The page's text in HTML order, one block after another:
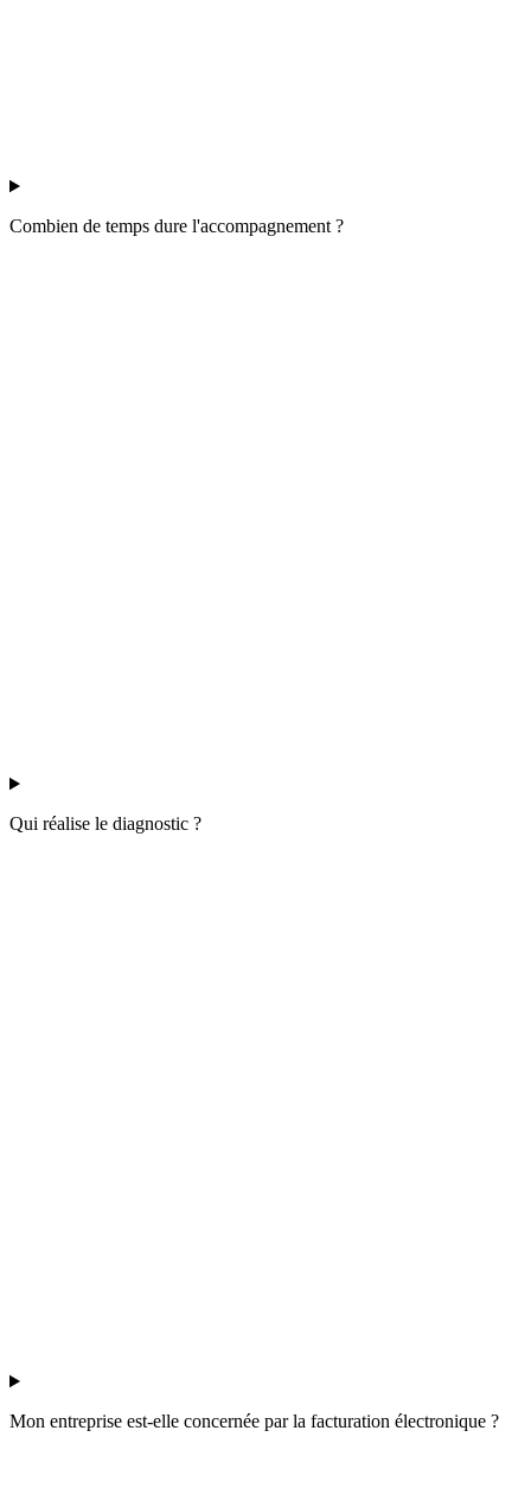
Combien de temps dure l'accompagnement ?
Qui réalise le diagnostic ?
Mon entreprise est-elle concernée par la facturation électronique ?